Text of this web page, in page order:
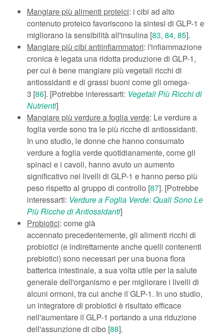
Mangiare più alimenti proteici: i cibi ad alto
contenuto proteico favoriscono la sintesi di GLP-1 e
migliorano la sensibilità all'insulina [83, 84, 85].
Mangiare più cibi antiinfiammatori: l'infiammazione
cronica è legata una ridotta produzione di GLP-1,
per cui è bene mangiare più vegetali ricchi di
antiossidanti e di grassi buoni come gli omega-
3 [86]. [Potrebbe interessarti: Vegetali Più Ricchi di
Nutrienti]
Mangiare più verdure a foglia verde: Le verdure a
foglia verde sono tra le più ricche di antiossidanti.
In uno studio, le donne che hanno consumato
verdure a foglia verde quotidianamente, come gli
spinaci e i cavoli, hanno avuto un aumento
significativo nei livelli di GLP-1 e hanno perso più
peso rispetto al gruppo di controllo [87]. [Potrebbe
interessarti: Verdure a Foglia Verde: Quali Sono Le
Più Ricche di Antiossidanti]
Probiotici: come già
accennato precedentemente, gli alimenti ricchi di
probiotici (e indirettamente anche quelli contenenti
prebiotici) sono necessari per una buona flora
batterica intestinale, a sua volta utile per la salute
generale dell'organismo e per migliorare i livelli di
alcuni ormoni, tra cui anche il GLP-1. In uno studio,
un integratore di probiotici è risultato efficace
nell'aumentare il GLP-1 portando a una riduzione
dell'assunzione di cibo [88].